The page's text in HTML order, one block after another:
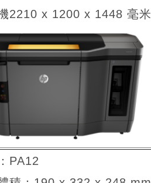
2210 x 1200 x 1448 毫米
PA12